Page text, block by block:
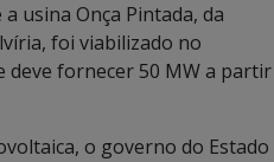
usina Onça Pintada, da
foi viabilizado no
deve fornecer 50 MW a partir
o governo do Estado